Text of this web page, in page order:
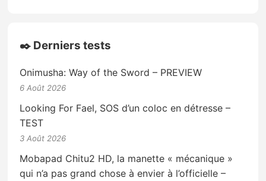
✒️ Derniers tests
Onimusha: Way of the Sword – PREVIEW
6 Août 2026
Looking For Fael, SOS d’un coloc en détresse –
TEST
3 Août 2026
Mobapad Chitu2 HD, la manette « mécanique »
qui n’a pas grand chose à envier à l’officielle –